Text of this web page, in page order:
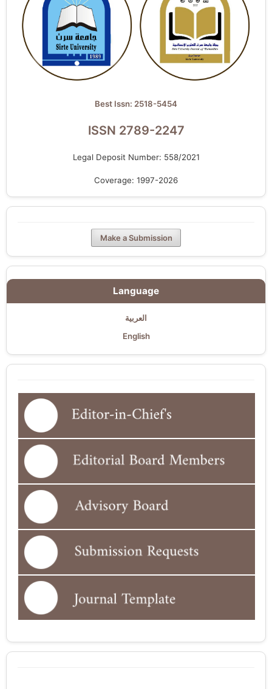
Best Issn: 2518-5454
ISSN 2789-2247
Legal Deposit Number: 558/2021
Coverage: 1997-2026
Make a Submission
Language
العربية
English